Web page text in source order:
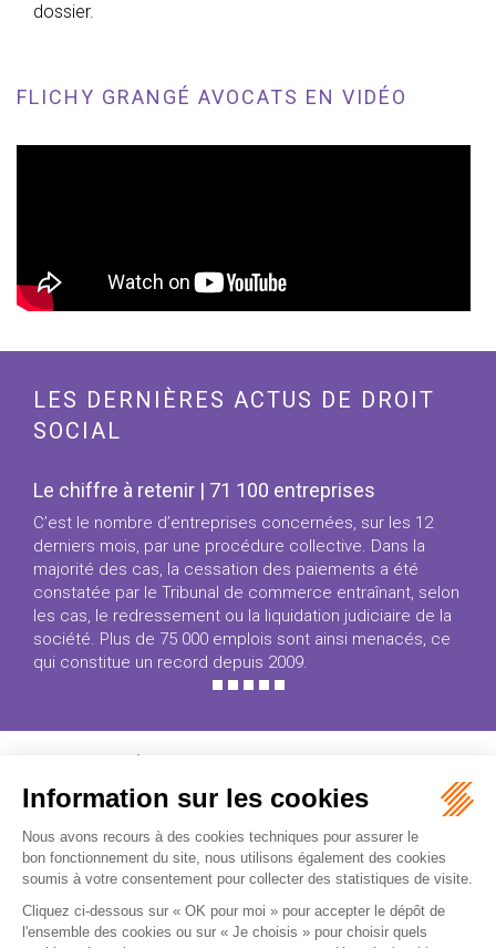
dossier.
FLICHY GRANGÉ AVOCATS EN VIDÉO
LES DERNIÈRES ACTUS DE DROIT
SOCIAL
Le chiffre à retenir | 71 100 entreprises
C’est le nombre d’entreprises concernées, sur les 12
derniers mois, par une procédure collective. Dans la
majorité des cas, la cessation des paiements a été
constatée par le Tribunal de commerce entraînant, selon
les cas, le redressement ou la liquidation judiciaire de la
société. Plus de 75 000 emplois sont ainsi menacés, ce
qui constitue un record depuis 2009.
16-18 Rue du 4 Septembre - 75002 Paris
Contactez-nous
RECEVOIR LA NEWSLETTER
Je m'inscris